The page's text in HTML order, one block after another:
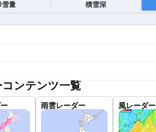
雪量 積雪深
コンテンツ一覧
雨雲レーダー 風レーダー